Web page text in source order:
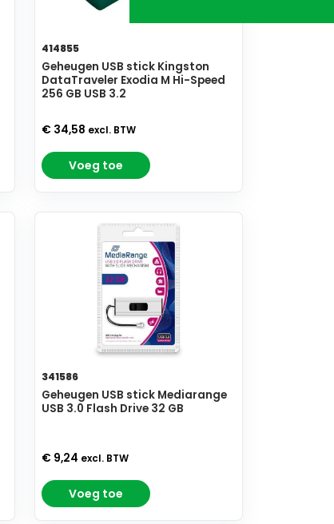
414855
Geheugen USB stick Kingston
DataTraveler Exodia M Hi-Speed
256 GB USB 3.2
€ 34,58 excl. BTW
Voeg toe
341586
Geheugen USB stick Mediarange
USB 3.0 Flash Drive 32 GB
€ 9,24 excl. BTW
Voeg toe